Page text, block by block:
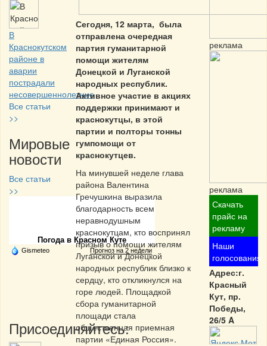
В
Краснокутском
районе в
аварии
пострадали
несовершеннолетние
Все статьи
>>
Мировые
новости
Все статьи
>>
Частная реклама
Погода в Красном Куте
Gismeteo Прогноз на 2 недели
Присоединяйтесь:
Сегодня, 12 марта, была
отправлена очередная
партия гуманитарной
помощи жителям
Донецкой и Луганской
народных республик.
Активное участие в акциях
поддержки принимают и
краснокутцы, в этой
партии и полторы тонны
гумпомощи от
краснокутцев.
На минувшей неделе глава
района Валентина
Гречушкина выразила
благодарность всем
неравнодушным
краснокутцам, кто воспринял
призыв о помощи жителям
Луганской и Донецкой
народных республик близко к
сердцу, кто откликнулся на
горе людей. Площадкой
сбора гуманитарной
площади стала
общественная приемная
партии «Единая Россия».
реклама
реклама
Скачать
прайс на
рекламу
Наши
голосования
Адрес:г.
Красный
Кут, пр.
Победы,
26/5 A